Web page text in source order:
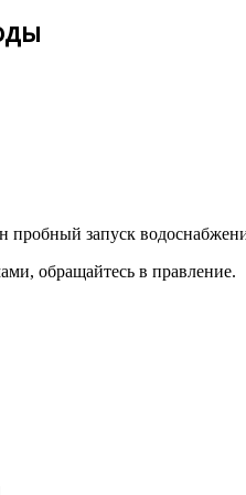
пробный запуск
обращайтесь в правление.